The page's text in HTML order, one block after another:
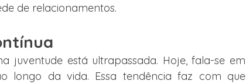
de relacionamentos.
juventude está ultrapassada. Hoje, fala-se em
longo da vida. Essa tendência faz com que